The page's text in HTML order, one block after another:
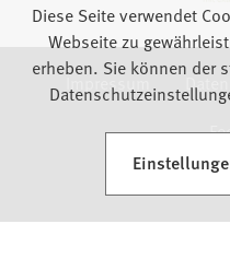
Impressum
Diese Seite verwendet
Webseite zu
erheben. Sie können der
(Öffnet in einem neuen Tab)